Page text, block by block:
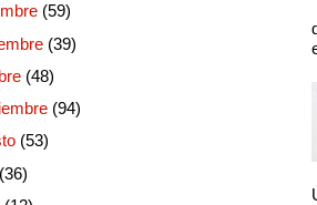
(59)
(39)
(48)
(94)
(53)
(36)